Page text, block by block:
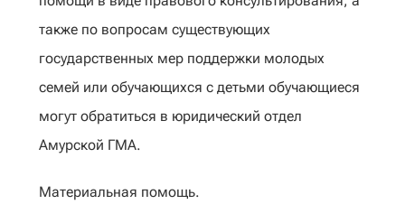
также по вопросам существующих
государственных мер поддержки молодых
семей или обучающихся с детьми обучающиеся
могут обратиться в юридический отдел
Амурской ГМА.
Материальная помощь.